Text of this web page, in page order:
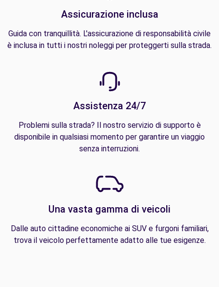
Assicurazione inclusa
Guida con tranquillità. L'assicurazione di responsabilità civile
è inclusa in tutti i nostri noleggi per proteggerti sulla strada.
Assistenza 24/7
Problemi sulla strada? Il nostro servizio di supporto è
disponibile in qualsiasi momento per garantire un viaggio
senza interruzioni.
Una vasta gamma di veicoli
Dalle auto cittadine economiche ai SUV e furgoni familiari,
trova il veicolo perfettamente adatto alle tue esigenze.